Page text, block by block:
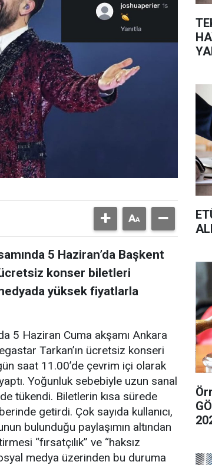
5 Haziran’da Başkent
ücretsiz konser biletleri
yüksek fiyatlarla
5 Haziran Cuma akşamı Ankara
Tarkan’ın ücretsiz konseri
saat 11.00’de çevrim içi olarak
Yoğunluk sebebiyle uzun sanal
tükendi. Biletlerin kısa sürede
getirdi. Çok sayıda kullanıcı,
bulunduğu paylaşımın altından
“fırsatçılık” ve “haksız
medya üzerinden bu duruma